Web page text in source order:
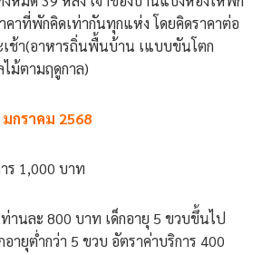
คาที่พักคิดเท่ากันทุกแห่ง โดยคิดราคาต่อ
ช้า(อาหารถิ่นพื้นบ้าน เแบบขันโตก
ม้ตามฤดูกาล)
มกราคม 2568
ร 1,000 บาท
านละ 800 บาท เด็กอายุ 5 ขวบขึ้นไป
ายุต่ำกว่า 5 ขวบ อัตราค่าบริการ 400